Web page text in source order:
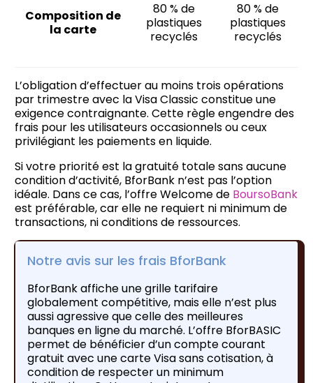
Composition de
la carte
80 % de
plastiques
recyclés
80 % de
plastiques
recyclés
L’obligation d’effectuer au moins trois opérations
par trimestre avec la Visa Classic constitue une
exigence contraignante. Cette règle engendre des
frais pour les utilisateurs occasionnels ou ceux
privilégiant les paiements en liquide.
Si votre priorité est la gratuité totale sans aucune
condition d’activité, BforBank n’est pas l’option
idéale. Dans ce cas, l’offre Welcome de BoursoBank
est préférable, car elle ne requiert ni minimum de
transactions, ni conditions de ressources.
Notre avis sur les frais BforBank
BforBank affiche une grille tarifaire
globalement compétitive, mais elle n’est plus
aussi agressive que celle des meilleures
banques en ligne du marché. L’offre BforBASIC
permet de bénéficier d’un compte courant
gratuit avec une carte Visa sans cotisation, à
condition de respecter un minimum